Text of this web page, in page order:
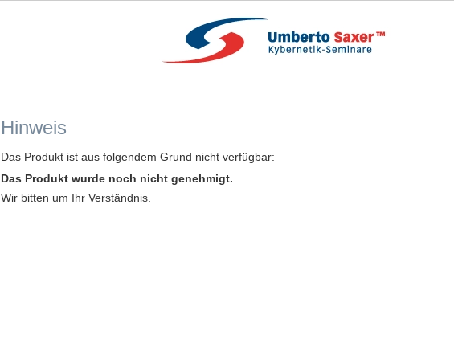
Hinweis
Das Produkt ist aus folgendem Grund nicht verfügbar:
Das Produkt wurde noch nicht genehmigt.
Wir bitten um Ihr Verständnis.